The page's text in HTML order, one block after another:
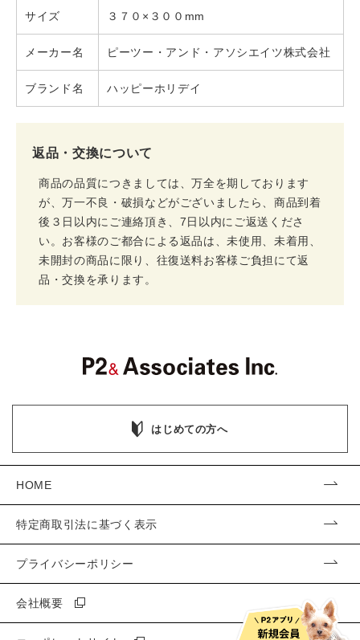
サイズ ３７０×３００mm
メーカー名 ピーツー・アンド・アソシエイツ株式会社
ブランド名 ハッピーホリデイ
返品・交換について
商品の品質につきましては、万全を期しております
が、万一不良・破損などがございましたら、商品到着
後３日以内にご連絡頂き、7日以内にご返送くださ
い。お客様のご都合による返品は、未使用、未着用、
未開封の商品に限り、往復送料お客様ご負担にて返
品・交換を承ります。
はじめての方へ
HOME
特定商取引法に基づく表示
プライバシーポリシー
会社概要